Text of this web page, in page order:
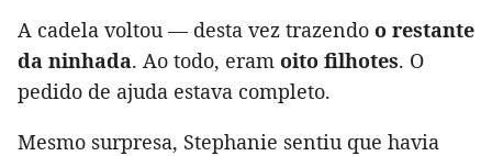
A cadela voltou — desta vez trazendo o restante
da ninhada. Ao todo, eram oito filhotes. O
pedido de ajuda estava completo.
Mesmo surpresa, Stephanie sentiu que havia